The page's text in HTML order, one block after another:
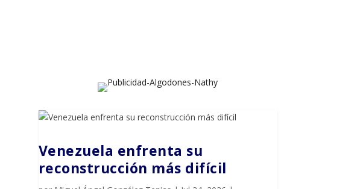
Venezuela enfrenta su
reconstrucción más difícil